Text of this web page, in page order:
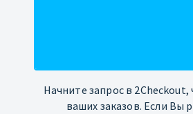
Начните запрос в
ваших заказов. Если Вы